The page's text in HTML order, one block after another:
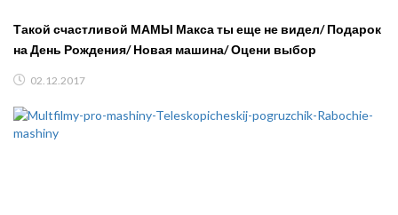
Такой счастливой МАМЫ Макса ты еще не видел/ Подарок
на День Рождения/ Новая машина/ Оцени выбор
02.12.2017